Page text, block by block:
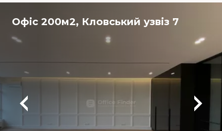
Офіс 200м2, Кловський узвіз 7